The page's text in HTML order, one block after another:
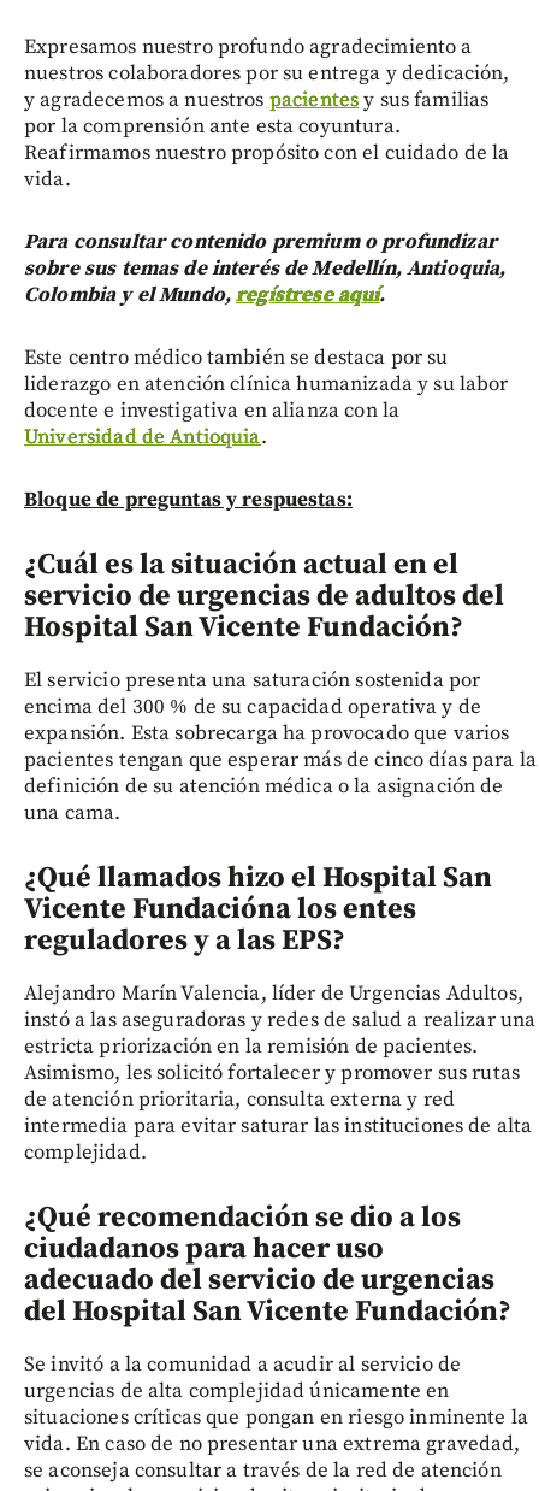
Expresamos nuestro profundo agradecimiento a
nuestros colaboradores por su entrega y dedicación,
y agradecemos a nuestrospacientesy sus familias
por la comprensión ante esta coyuntura.
Reafirmamos nuestro propósito con el cuidado de la
vida.
Para consultar contenido premium o profundizar
sobre sus temas de interés de Medellín, Antioquia,
Colombia y el Mundo,regístrese aquí.
Este centro médico también se destaca por su
liderazgo en atención clínica humanizada y su labor
docente e investigativa en alianza con la
Universidad de Antioquia.
Bloque de preguntas y respuestas:
¿Cuál es la situación actual en el
servicio de urgencias de adultos del
Hospital San Vicente Fundación?
El servicio presenta una saturación sostenida por
encima del 300 % de su capacidad operativa y de
expansión. Esta sobrecarga ha provocado que varios
pacientes tengan que esperar más de cinco días para la
definición de su atención médica o la asignación de
una cama.
¿Qué llamados hizo el Hospital San
Vicente Fundacióna los entes
reguladores y a las EPS?
Alejandro Marín Valencia, líder de Urgencias Adultos,
instó a las aseguradoras y redes de salud a realizar una
estricta priorización en la remisión de pacientes.
Asimismo, les solicitó fortalecer y promover sus rutas
de atención prioritaria, consulta externa y red
intermedia para evitar saturar las instituciones de alta
complejidad.
¿Qué recomendación se dio a los
ciudadanos para hacer uso
adecuado del servicio de urgencias
del Hospital San Vicente Fundación?
Se invitó a la comunidad a acudir al servicio de
urgencias de alta complejidad únicamente en
situaciones críticas que pongan en riesgo inminente la
vida. En caso de no presentar una extrema gravedad,
se aconseja consultar a través de la red de atención